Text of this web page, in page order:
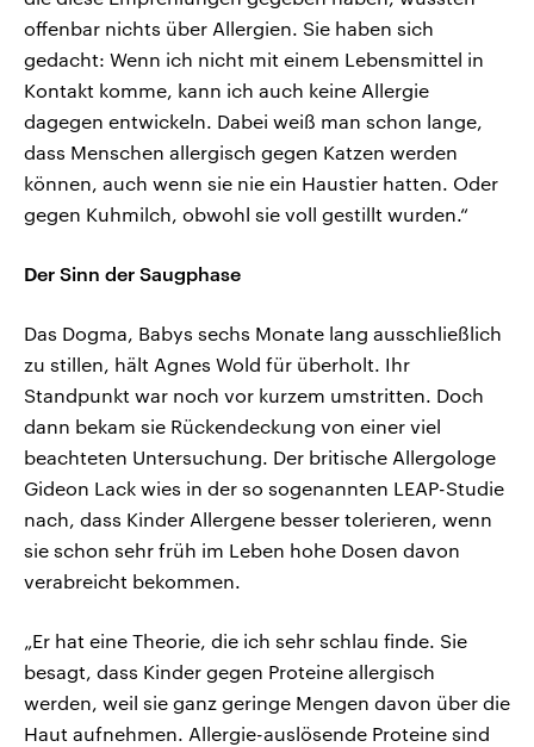
offenbar nichts über Allergien. Sie haben sich
gedacht: Wenn ich nicht mit einem Lebensmittel in
Kontakt komme, kann ich auch keine Allergie
dagegen entwickeln. Dabei weiß man schon lange,
dass Menschen allergisch gegen Katzen werden
können, auch wenn sie nie ein Haustier hatten. Oder
gegen Kuhmilch, obwohl sie voll gestillt wurden.“
Der Sinn der Saugphase
Das Dogma, Babys sechs Monate lang ausschließlich
zu stillen, hält Agnes Wold für überholt. Ihr
Standpunkt war noch vor kurzem umstritten. Doch
dann bekam sie Rückendeckung von einer viel
beachteten Untersuchung. Der britische Allergologe
Gideon Lack wies in der so sogenannten LEAP-Studie
nach, dass Kinder Allergene besser tolerieren, wenn
sie schon sehr früh im Leben hohe Dosen davon
verabreicht bekommen.
„Er hat eine Theorie, die ich sehr schlau finde. Sie
besagt, dass Kinder gegen Proteine allergisch
werden, weil sie ganz geringe Mengen davon über die
Haut aufnehmen. Allergie-auslösende Proteine sind